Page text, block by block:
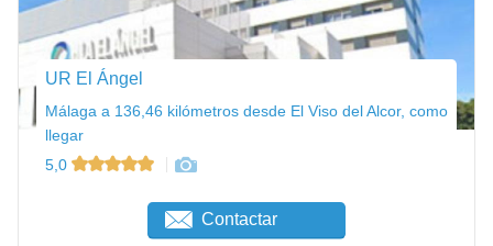
UR El Ángel
Málaga a 136,46 kilómetros desde El Viso del Alcor, como
llegar
5,0
Contactar